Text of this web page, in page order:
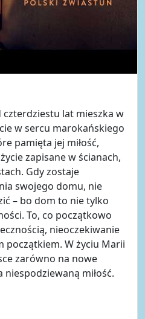
lat mieszka w
w sercu marokańskiego
pamięta jej miłość,
zapisane w ścianach,
Gdy zostaje
swojego domu, nie
– bo dom to nie tylko
To, co początkowo
nieoczekiwanie
początkiem. W życiu Marii
zarówno na nowe
niespodziewaną miłość.